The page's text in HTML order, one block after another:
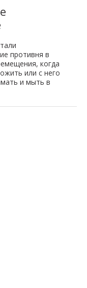
противня в
когда
или с него
и мыть в